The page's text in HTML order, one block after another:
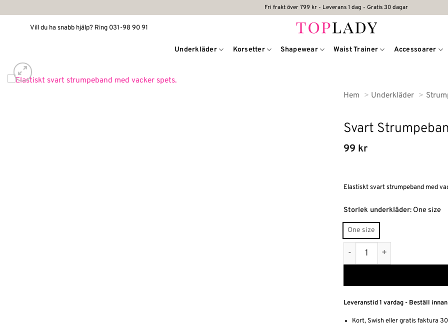
to
Fri frakt över 799 kr - Leverans 1 dag - Gratis 30 dagar
Vill du ha snabb hjälp? Ring 031-98 90 91
Underkläder Korsetter Shapewear Waist Trainer Accessoarer
Hem Underkläder
Svart
99 kr
Elastiskt svart strumpeband med
Storlek underkläder: One size
One size
Svart Strumpeband mängd
Alternative:
Leveranstid 1 vardag - Beställ
Kort, Swish eller gratis faktura